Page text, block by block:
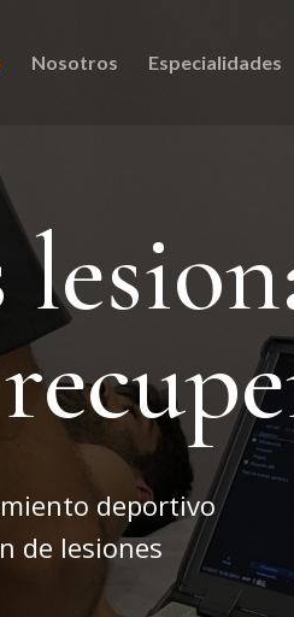
Nosotros Especialidades
deportivo
de lesiones